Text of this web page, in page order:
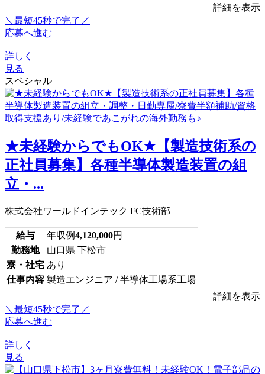
詳細を表示
＼最短45秒で完了／
応募へ進む
詳しく
見る
スペシャル
★未経験からでもOK★【製造技術系の
正社員募集】各種半導体製造装置の組
立・...
株式会社ワールドインテック FC技術部
給与 年収例4,120,000円
勤務地
山口県 下松市
寮・社宅 あり
仕事内容 製造エンジニア / 半導体工場系工場
詳細を表示
＼最短45秒で完了／
応募へ進む
詳しく
見る